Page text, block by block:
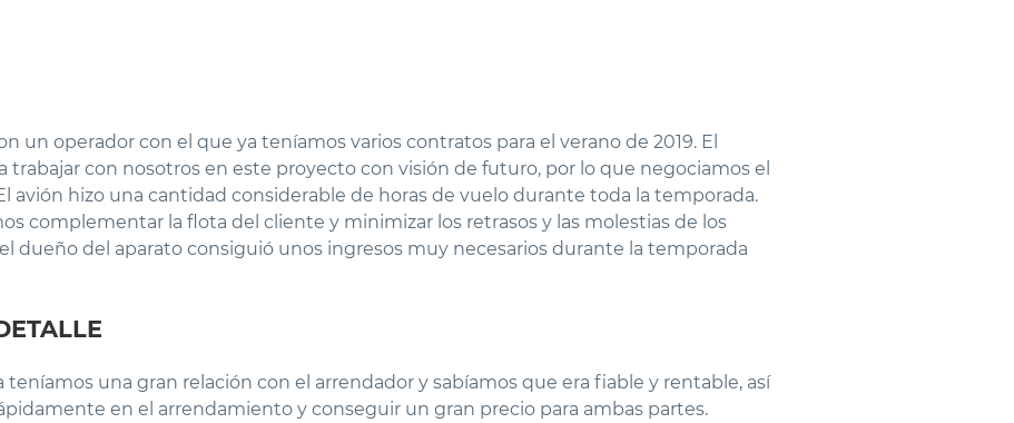
un operador con el que ya teníamos varios contratos para el verano de 2019. El
trabajar con nosotros en este proyecto con visión de futuro, por lo que negociamos el
avión hizo una cantidad considerable de horas de vuelo durante toda la temporada.
complementar la flota del cliente y minimizar los retrasos y las molestias de los
dueño del aparato consiguió unos ingresos muy necesarios durante la temporada
teníamos una gran relación con el arrendador y sabíamos que era fiable y rentable, así
en el arrendamiento y conseguir un gran precio para ambas partes.